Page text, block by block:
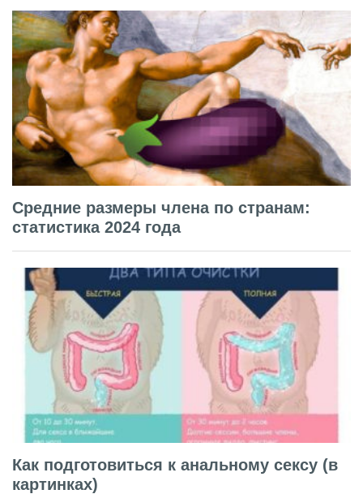
Средние размеры члена по странам:
статистика 2024 года
Как подготовиться к анальному сексу (в
картинках)